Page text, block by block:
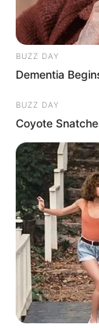
BUZZ DAY
Dementia
BUZZ DAY
Coyote